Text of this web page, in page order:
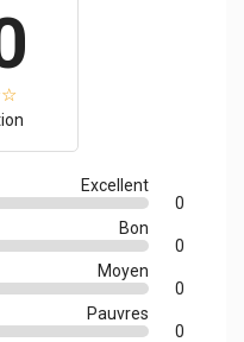
Excellent
0
Bon
0
Moyen
0
Pauvres
0